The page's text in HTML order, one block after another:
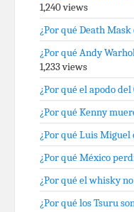
1,240 views
¿Por qué Death Mask
¿Por qué Andy
1,233 views
¿Por qué el apodo del
¿Por qué Kenny
¿Por qué Luis Miguel
¿Por qué México
¿Por qué el whisky no
¿Por qué los Tsuru